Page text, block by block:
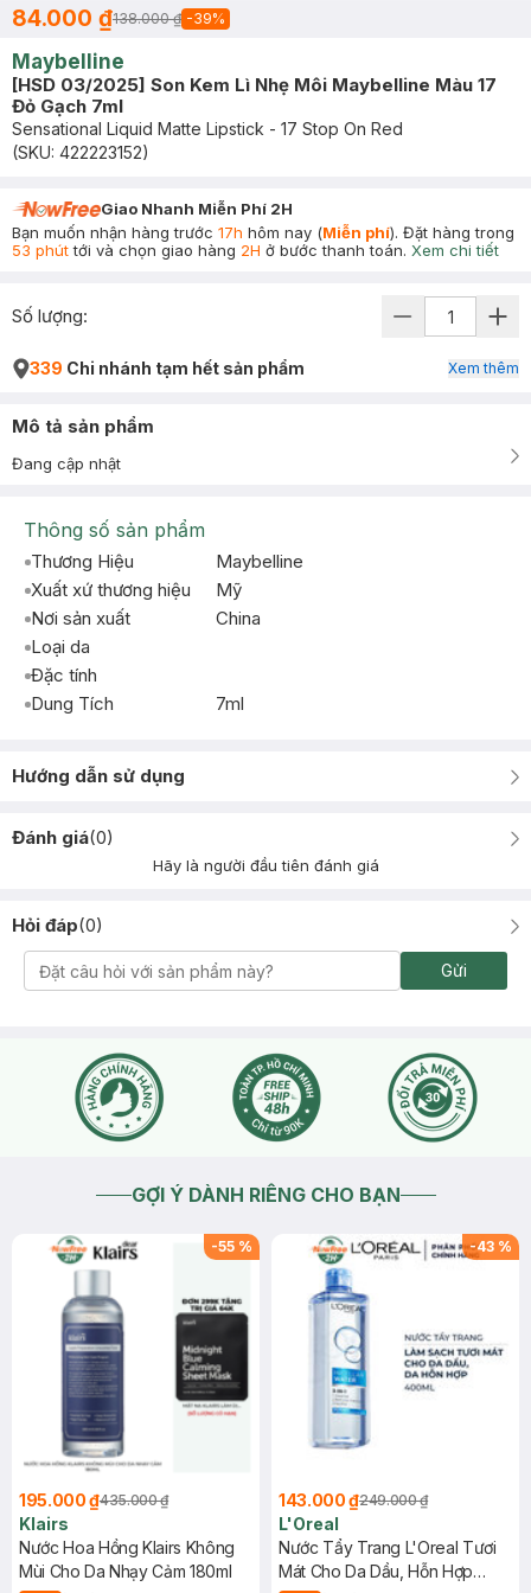
84.000 ₫138.000 ₫ -39%
Maybelline
[HSD 03/2025] Son Kem Lì Nhẹ Môi Maybelline Màu 17
Đỏ Gạch 7ml
Sensational Liquid Matte Lipstick - 17 Stop On Red
(SKU: 422223152)
Giao Nhanh Miễn Phí 2H
Bạn muốn nhận hàng trước 17h hôm nay (Miễn phí). Đặt hàng trong
53 phúttới và chọn giao hàng 2H ở bước thanh toán. Xem chi tiết
Số lượng:
339 Chi nhánh tạm hết sản phẩm Xem thêm
Mô tả sản phẩm
Đang cập nhật
Thông số sản phẩm
Thương Hiệu
Maybelline
Xuất xứ thương hiệu
Mỹ
Nơi sản xuất
China
Loại da
Đặc tính
Dung Tích
7ml
Hướng dẫn sử dụng
Đánh giá(0)
Hãy là người đầu tiên đánh giá
Hỏi đáp(0)
Gửi
GỢI Ý DÀNH RIÊNG CHO BẠN
-55 %
195.000 ₫435.000 ₫
Klairs
Nước Hoa Hồng Klairs Không
Mùi Cho Da Nhạy Cảm 180ml
-43 %
143.000 ₫249.000 ₫
L'Oreal
Nước Tẩy Trang L'Oreal Tươi
Mát Cho Da Dầu, Hỗn Hợp